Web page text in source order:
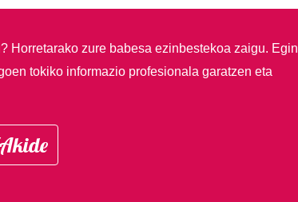
Horretarako zure babesa ezinbestekoa zaigu. Egin
tokiko informazio profesionala garatzen eta